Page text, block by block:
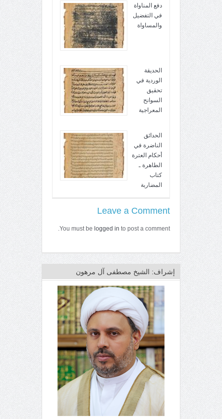
دفع المناواة
في التفضيل
والمساواة
الحديقة
الوردية في
تحقيق
السوانح
المعراجية
الحدائق
الناضرة في
أحكام العترة
الطاهرة ـ
كتاب
المضاربة
Leave a Comment
You must be logged in to post a comment.
إشراف: الشيخ مصطفى آل مرهون